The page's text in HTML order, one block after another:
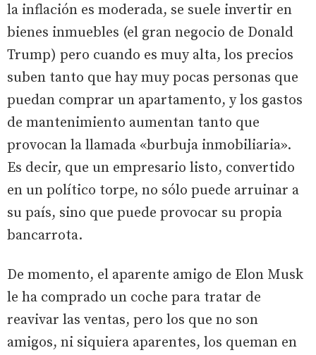
la inflación es moderada, se suele invertir en
bienes inmuebles (el gran negocio de Donald
Trump) pero cuando es muy alta, los precios
suben tanto que hay muy pocas personas que
puedan comprar un apartamento, y los gastos
de mantenimiento aumentan tanto que
provocan la llamada «burbuja inmobiliaria».
Es decir, que un empresario listo, convertido
en un político torpe, no sólo puede arruinar a
su país, sino que puede provocar su propia
bancarrota.
De momento, el aparente amigo de Elon Musk
le ha comprado un coche para tratar de
reavivar las ventas, pero los que no son
amigos, ni siquiera aparentes, los queman en